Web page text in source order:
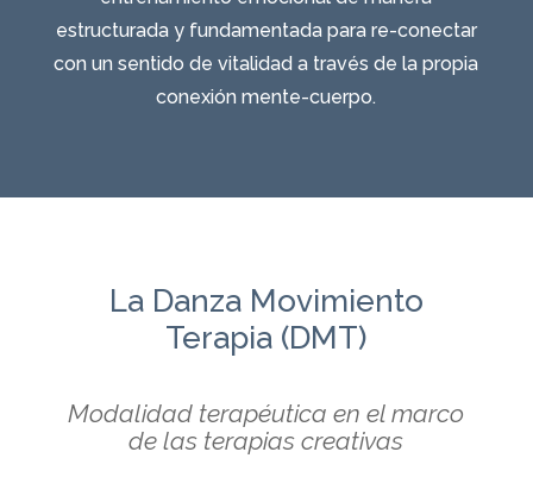
estructurada y fundamentada para re-conectar
con un sentido de vitalidad a través de la propia
conexión mente-cuerpo.
La Danza Movimiento
Terapia (DMT)
Modalidad terapéutica en el marco
de las terapias creativas